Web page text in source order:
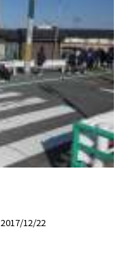
2017/12/22